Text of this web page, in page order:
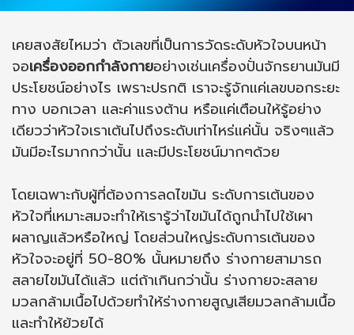
เคยสงสัยไหมว่า ตัวเลขที่เป็นการวัดระดับหัวใจบนหน้า
จอเครื่องออกกำลังกายอย่างเช่นเครื่องปั่นจักรยานมันมี
ประโยชน์อย่างไร เพราะปรกติ เราจะรู้จักแค่เลขบอกระยะ
ทาง บอกเวลา และค่าแรงต้าน หรือแค่เตือนให้รู้อย่าง
เดียวว่าหัวใจเราเต้นไปถึงระดับเท่าไหร่แค่นั้น จริงๆแล้ว
มันมีอะไรมากกว่านั้น และมีประโยชน์มากๆด้วย
โดยเฉพาะกับผู้ที่ต้องการลดไขมัน ระดับการเต้นของ
หัวใจที่เหมาะสมจะทำให้เรารู้ว่าไขมันได้ถูกนำไปใช้เผา
ผลาญแล้วหรือใหญ่ โดยส่วนใหญ่ระดับการเต้นของ
หัวใจจะอยู่ที่ 50-80% นั้นหมายถึง ร่างกายสามารถ
สลายไขมันได้แล้ว แต่ถ้าเกินกว่านั้น ร่างกายจะสลาย
มวลกล้ามเนื้อไปด้วยทำให้ร่างกายสูญเสียมวลกล้ามเนื้อ
และทำให้ย้วยได้